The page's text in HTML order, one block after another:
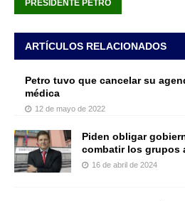
PRESIDENTE PETRO
ARTÍCULOS RELACIONADOS
Petro tuvo que cancelar su
médica
12 de mayo de 2022
Piden obligar
combatir los grupos
16 de abril de 2024